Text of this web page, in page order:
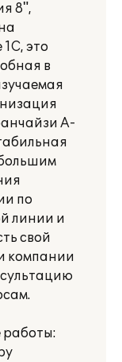
8",
это
в
A-
по
линии и
свой
компании